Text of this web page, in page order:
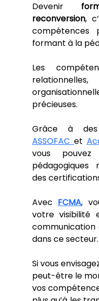
Devenir
reconversion,
compétences
formant à la
Les
précieuses.
ASSOFAC et
vous
des
Avec FCMA,
votre visibilité
communication
dans ce secteur.
Si vous
peut-être le
vos